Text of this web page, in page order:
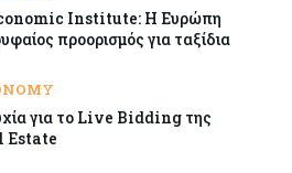
08-08-2026
Institute: Η Ευρώπη
προορισμός για ταξίδια
για το Live Bidding της
Estate